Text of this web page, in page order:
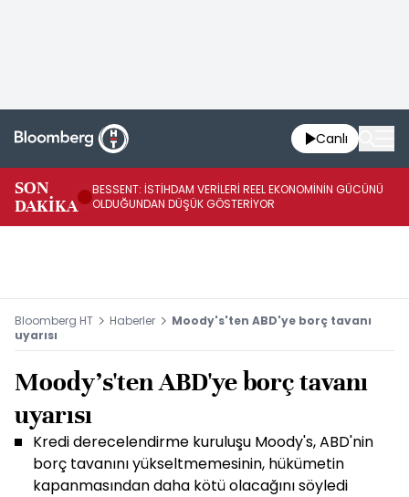
Canlı
SON
DAKİKA
BESSENT: İSTİHDAM VERİLERİ REEL EKONOMİNİN GÜCÜNÜ
OLDUĞUNDAN DÜŞÜK GÖSTERİYOR
Bloomberg HT Haberler
Moody's'ten ABD'ye borç tavanı
uyarısı
Moody's'ten ABD'ye borç tavanı
uyarısı
Kredi derecelendirme kuruluşu Moody's, ABD'nin
borç tavanını yükseltmemesinin, hükümetin
kapanmasından daha kötü olacağını söyledi